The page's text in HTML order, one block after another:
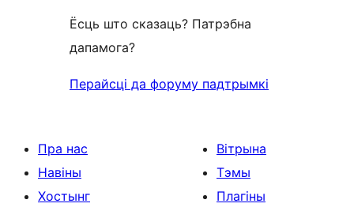
Ёсць што сказаць? Патрэбна
дапамога?
Перайсці да форуму падтрымкі
Пра нас
Навіны
Хостынг
Вітрына
Тэмы
Плагіны